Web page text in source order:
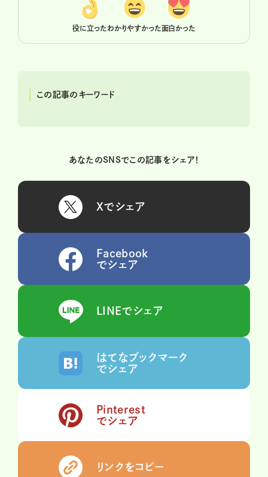
役に立ったわかりやすかった面白かった
この記事のキーワード
あなたのSNSでこの記事をシェア！
Xでシェア
Facebook
でシェア
LINEでシェア
はてなブックマーク
でシェア
Pinterest
でシェア
リンクをコピー